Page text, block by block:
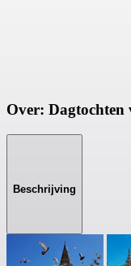
Over: Dagtochten
Beschrijving